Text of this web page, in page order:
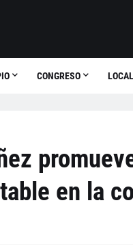
CONGRESO LOCAL
en la